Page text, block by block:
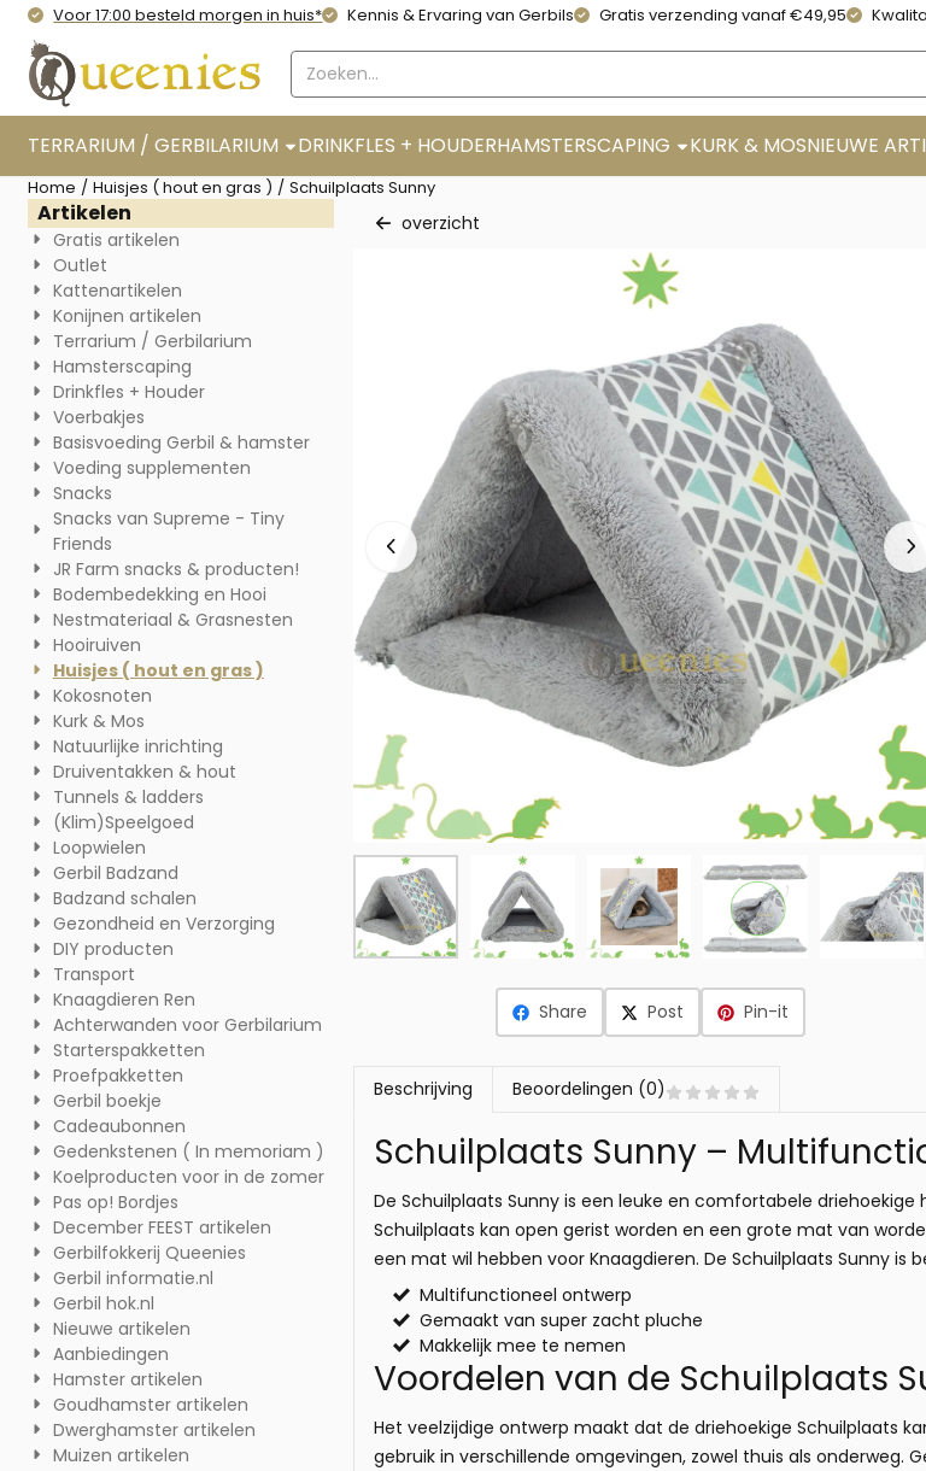
Cookievoorkeuren zijn momenteel gesloten.
Voor 17:00 besteld morgen in huis* Kennis & Ervaring van Gerbils Gratis verzending vanaf €49,95
Zoeken
TERRARIUM / GERBILARIUM DRINKFLES + HOUDERHAMSTERSCAPING KURK & MOSNIEUWE
Home / Huisjes ( hout en gras ) / Schuilplaats Sunny
Artikelen
Gratis artikelen
Outlet
Kattenartikelen
Konijnen artikelen
Terrarium / Gerbilarium
Hamsterscaping
Drinkfles + Houder
Voerbakjes
Basisvoeding Gerbil & hamster
Voeding supplementen
Snacks
Snacks van Supreme - Tiny
Friends
JR Farm snacks & producten!
Bodembedekking en Hooi
Nestmateriaal & Grasnesten
Hooiruiven
Huisjes ( hout en gras )
Kokosnoten
Kurk & Mos
Natuurlijke inrichting
Druiventakken & hout
Tunnels & ladders
(Klim)Speelgoed
Loopwielen
Gerbil Badzand
Badzand schalen
Gezondheid en Verzorging
DIY producten
Transport
Knaagdieren Ren
Achterwanden voor Gerbilarium
Starterspakketten
Proefpakketten
Gerbil boekje
Cadeaubonnen
Gedenkstenen ( In memoriam )
Koelproducten voor in de zomer
Pas op! Bordjes
December FEEST artikelen
Gerbilfokkerij Queenies
Gerbil informatie.nl
Gerbil hok.nl
Nieuwe artikelen
Aanbiedingen
Hamster artikelen
Goudhamster artikelen
Dwerghamster artikelen
Muizen artikelen
overzicht
Share Post Pin-it
Beschrijving Beoordelingen (0)
Schuilplaats Sunny –
De Schuilplaats Sunny is een leuke en comfortabele
Schuilplaats kan open gerist worden en een grote mat van
een mat wil hebben voor Knaagdieren. De Schuilplaats Sunny
Multifunctioneel ontwerp
Gemaakt van super zacht pluche
Makkelijk mee te nemen
Voordelen van de Schuilplaats
Het veelzijdige ontwerp maakt dat de driehoekige
gebruik in verschillende omgevingen, zowel thuis als